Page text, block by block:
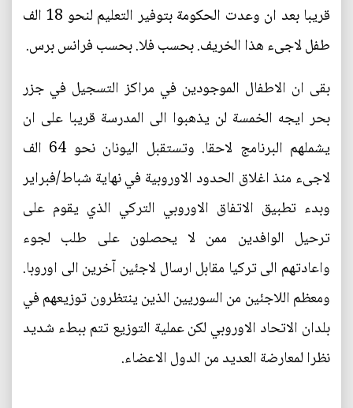
قريبا بعد ان وعدت الحكومة بتوفير التعليم لنحو 18 الف
طفل لاجىء هذا الخريف. بحسب فلا. بحسب فرانس برس.
بقى ان الاطفال الموجودين في مراكز التسجيل في جزر
بحر ايجه الخمسة لن يذهبوا الى المدرسة قريبا على ان
يشملهم البرنامج لاحقا. وتستقبل اليونان نحو 64 الف
لاجىء منذ اغلاق الحدود الاوروبية في نهاية شباط/فبراير
وبدء تطبيق الاتفاق الاوروبي التركي الذي يقوم على
ترحيل الوافدين ممن لا يحصلون على طلب لجوء
واعادتهم الى تركيا مقابل ارسال لاجئين آخرين الى اوروبا.
ومعظم اللاجئين من السوريين الذين ينتظرون توزيعهم في
بلدان الاتحاد الاوروبي لكن عملية التوزيع تتم ببطء شديد
نظرا لمعارضة العديد من الدول الاعضاء.